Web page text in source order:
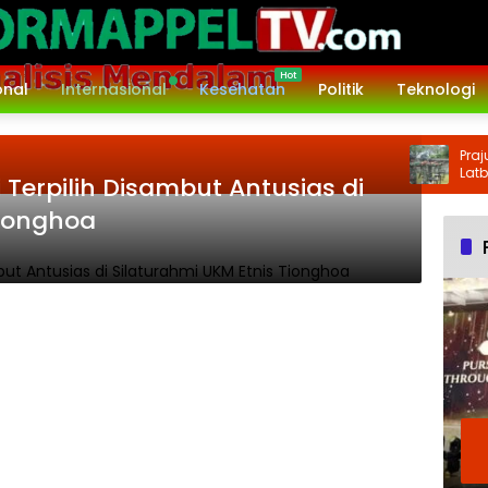
Internasional Kesehatan Politik Teknologi
Prajurit
Disambut Antusias di